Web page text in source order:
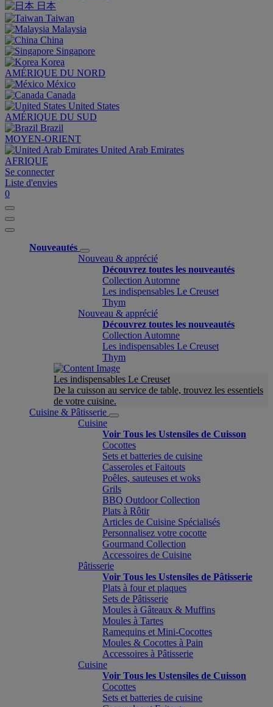
日本
Taiwan
Malaysia
China
Singapore
Korea
AMÉRIQUE DU NORD
México
Canada
United States
AMÉRIQUE DU SUD
Brazil
MOYEN-ORIENT
United Arab Emirates
AFRIQUE
Se connecter
Liste d'envies
0
Nouveautés
Nouveau & apprécié
Découvrez toutes les nouveautés
Collection Automne
Les indispensables Le Creuset
Thym
Nouveau & apprécié
Découvrez toutes les nouveautés
Collection Automne
Les indispensables Le Creuset
Thym
Les indispensables Le Creuset
De la cuisson au service de table, trouvez les essentiels
de votre cuisine.
Cuisine & Pâtisserie
Cuisine
Voir Tous les Ustensiles de Cuisson
Cocottes
Sets et batteries de cuisine
Casseroles et Faitouts
Poêles, sauteuses et woks
Grils
BBQ Outdoor Collection
Plats à Rôtir
Articles de Cuisine Spécialisés
Personnalisez votre cocotte
Gourmand Collection
Accessoires de Cuisine
Pâtisserie
Voir Tous les Ustensiles de Pâtisserie
Plats à four et plaques
Sets de Pâtisserie
Moules à Gâteaux & Muffins
Moules à Tartes
Ramequins et Mini-Cocottes
Moules & Cocottes à Pain
Accessoires à Pâtisserie
Cuisine
Voir Tous les Ustensiles de Cuisson
Cocottes
Sets et batteries de cuisine